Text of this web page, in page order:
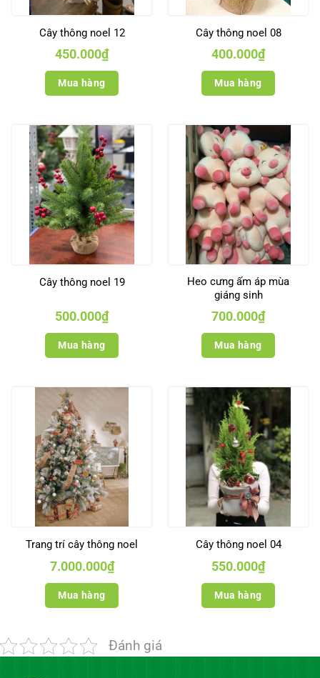
Cây thông noel 12
450.000₫
Mua hàng
Cây thông noel 08
400.000₫
Mua hàng
Cây thông noel 19
500.000₫
Mua hàng
Heo cưng ấm áp mùa
giáng sinh
700.000₫
Mua hàng
Trang trí cây thông noel
7.000.000₫
Mua hàng
Cây thông noel 04
550.000₫
Mua hàng
Đánh giá